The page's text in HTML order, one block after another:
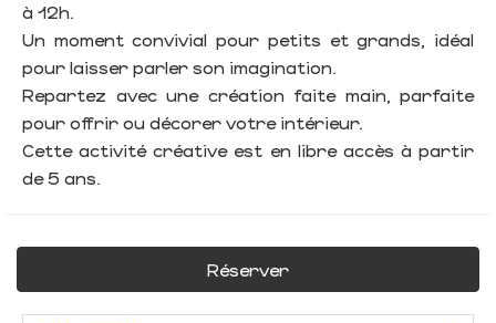
à 12h.
Un moment convivial pour petits et grands, idéal
pour laisser parler son imagination.
Repartez avec une création faite main, parfaite
pour offrir ou décorer votre intérieur.
Cette activité créative est en libre accès à partir
de 5 ans.
Réserver